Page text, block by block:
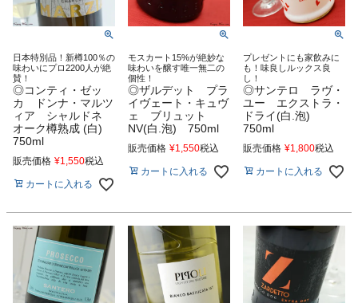
日本特別品！新樽100％の
味わいにプロ2200人が絶
賛！
◎コンティ・ゼッ
カ ドンナ・マルツ
ィア シャルドネ
オーク樽熟成 (白)
750ml
販売価格 ¥1,550税込
カートに入れる
モスカート15%が絶妙な
味わいを醸す唯一無二の
個性！
◎ザルデット プラ
イヴェート・キュヴ
ェ ブリュット
NV(白.泡) 750ml
販売価格 ¥1,550税込
カートに入れる
プレゼントにも家飲みに
も！味良しルックス良
し！
◎サンテロ ラヴ・
ユー エクストラ・
ドライ(白.泡)
750ml
販売価格 ¥1,800税込
カートに入れる